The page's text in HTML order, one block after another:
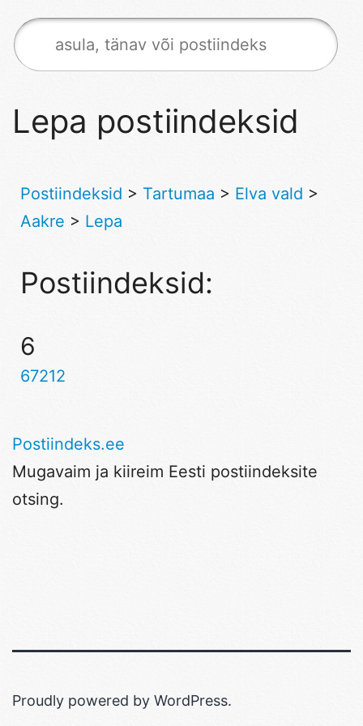
Lepa postiindeksid
Postiindeksid > Tartumaa > Elva vald >
Aakre > Lepa
Postiindeksid:
6
67212
Postiindeks.ee
Mugavaim ja kiireim Eesti postiindeksite
otsing.
Proudly powered by WordPress.